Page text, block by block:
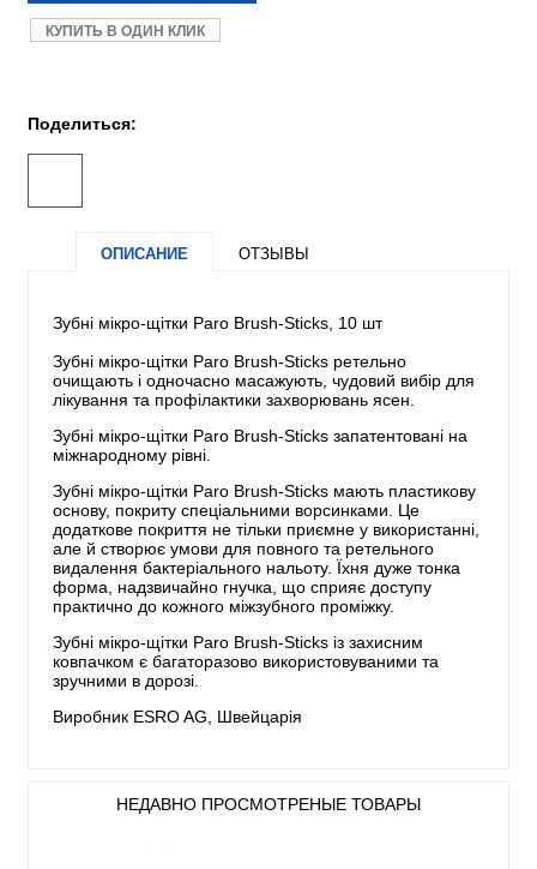
КУПИТЬ В ОДИН КЛИК
Поделиться:
ОПИСАНИЕ ОТЗЫВЫ
Зубні мікро-щітки Paro Brush-Sticks, 10 шт
Зубні мікро-щітки Paro Brush-Sticks ретельно
очищають і одночасно масажують, чудовий вибір для
лікування та профілактики захворювань ясен.
Зубні мікро-щітки Paro Brush-Sticks запатентовані на
міжнародному рівні.
Зубні мікро-щітки Paro Brush-Sticks мають пластикову
основу, покриту спеціальними ворсинками. Це
додаткове покриття не тільки приємне у використанні,
але й створює умови для повного та ретельного
видалення бактеріального нальоту. Їхня дуже тонка
форма, надзвичайно гнучка, що сприяє доступу
практично до кожного міжзубного проміжку.
Зубні мікро-щітки Paro Brush-Sticks із захисним
ковпачком є ​​багаторазово використовуваними та
зручними в дорозі.
Виробник ESRO AG, Швейцарія
НЕДАВНО ПРОСМОТРЕНЫЕ ТОВАРЫ